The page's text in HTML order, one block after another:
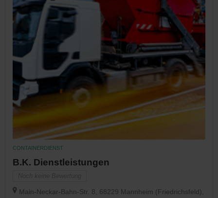
CONTAINERDIENST
B.K. Dienstleistungen
Main-Neckar-Bahn-Str. 8, 68229 Mannheim (Friedrichsfeld),